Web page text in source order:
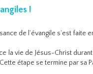
!
de l’évangile s’est faite
la vie de Jésus-Christ
étape se termine par sa